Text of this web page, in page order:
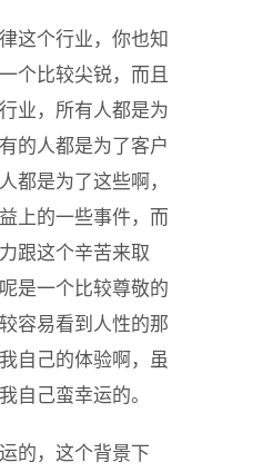
这个行业，你也知
个比较尖锐，而且
业，所有人都是为
的人都是为了客户
都是为了这些啊，
上的一些事件，而
跟这个辛苦来取
是一个比较尊敬的
容易看到人性的那
自己的体验啊，虽
自己蛮幸运的。
的，这个背景下